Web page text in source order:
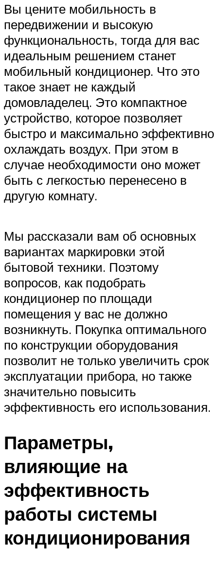
Вы цените мобильность в
передвижении и высокую
функциональность, тогда для вас
идеальным решением станет
мобильный кондиционер. Что это
такое знает не каждый
домовладелец. Это компактное
устройство, которое позволяет
быстро и максимально эффективно
охлаждать воздух. При этом в
случае необходимости оно может
быть с легкостью перенесено в
другую комнату.
Мы рассказали вам об основных
вариантах маркировки этой
бытовой техники. Поэтому
вопросов, как подобрать
кондиционер по площади
помещения у вас не должно
возникнуть. Покупка оптимального
по конструкции оборудования
позволит не только увеличить срок
эксплуатации прибора, но также
значительно повысить
эффективность его использования.
Параметры,
влияющие на
эффективность
работы системы
кондиционирования